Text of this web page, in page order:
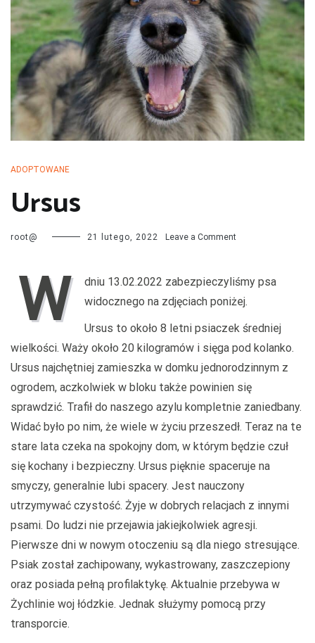
przechodzą kwarantannę, są leczone i mają całą profilaktykę. Są
również sterylizowane i kastrowane. Są socjalizowane czyli
przygotowywane do tego by odnaleźć się w nowej rodzinie. My
bardzo dobrze znamy naszych podopiecznych więc jest nam łatwiej
dopasować psa do rodziny i odwrotnie.
ADOPTOWANE
Ursus
root@ 21 lutego, 2022 Leave a Commenton
W
dniu 13.02.2022 zabezpieczyliśmy psa
widocznego na zdjęciach poniżej.
Ursus to około 8 letni psiaczek średniej
wielkości. Waży około 20 kilogramów i sięga pod kolanko.
Ursus najchętniej zamieszka w domku jednorodzinnym z
ogrodem, aczkolwiek w bloku także powinien się
sprawdzić. Trafił do naszego azylu kompletnie zaniedbany.
Widać było po nim, że wiele w życiu przeszedł. Teraz na te
stare lata czeka na spokojny dom, w którym będzie czuł
się kochany i bezpieczny. Ursus pięknie spaceruje na
smyczy, generalnie lubi spacery. Jest nauczony
utrzymywać czystość. Żyje w dobrych relacjach z innymi
psami. Do ludzi nie przejawia jakiejkolwiek agresji.
Pierwsze dni w nowym otoczeniu są dla niego stresujące.
Psiak został zachipowany, wykastrowany, zaszczepiony
oraz posiada pełną profilaktykę. Aktualnie przebywa w
Żychlinie woj łódzkie. Jednak służymy pomocą przy
transporcie.